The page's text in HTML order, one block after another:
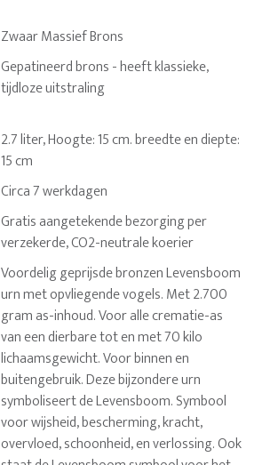
Zwaar Massief Brons
Gepatineerd brons - heeft klassieke,
tijdloze uitstraling
2.7 liter, Hoogte: 15 cm. breedte en diepte:
15 cm
Circa 7 werkdagen
Gratis aangetekende bezorging per
verzekerde, CO2-neutrale koerier
Voordelig geprijsde bronzen Levensboom
urn met opvliegende vogels. Met 2.700
gram as-inhoud. Voor alle crematie-as
van een dierbare tot en met 70 kilo
lichaamsgewicht. Voor binnen en
buitengebruik. Deze bijzondere urn
symboliseert de Levensboom. Symbool
voor wijsheid, bescherming, kracht,
overvloed, schoonheid, en verlossing. Ook